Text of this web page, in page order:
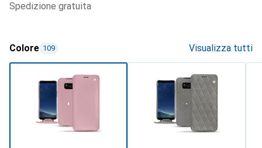
spedizione gratuita
Colore 109 Visualizza tutti